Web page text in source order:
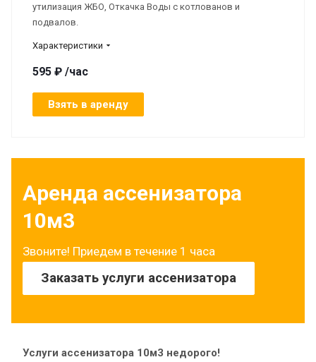
утилизация ЖБО, Откачка Воды с котлованов и
подвалов.
Характеристики
595 ₽ /час
Взять в аренду
Аренда ассенизатора
10м3
Звоните! Приедем в течение 1 часа
Заказать услуги ассенизатора
Услуги ассенизатора 10м3 недорого!